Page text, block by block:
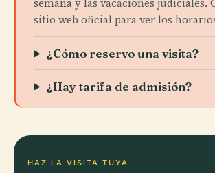
semana y las vacaciones judiciales.
sitio web oficial para ver los
¿Cómo reservo una visita?
¿Hay tarifa de admisión?
HAZ LA VISITA TUYA